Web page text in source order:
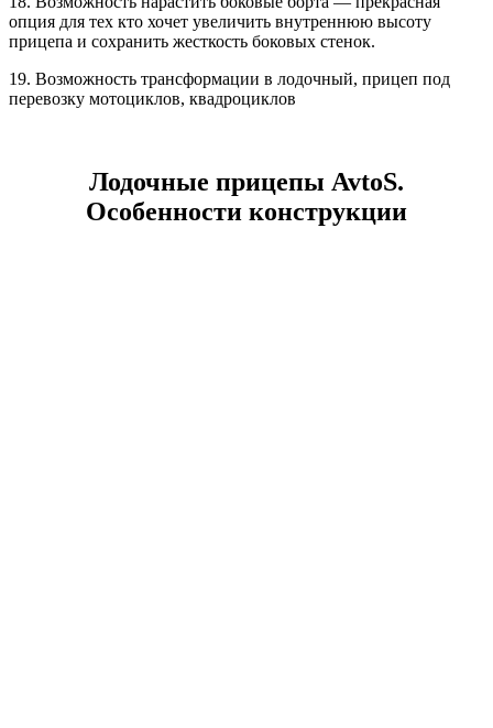
опция для тех кто хочет увеличить внутреннюю высоту
прицепа и сохранить жесткость боковых стенок.
19. Возможность трансформации в лодочный, прицеп под
перевозку мотоциклов, квадроциклов
Лодочные прицепы AvtoS.
Особенности конструкции